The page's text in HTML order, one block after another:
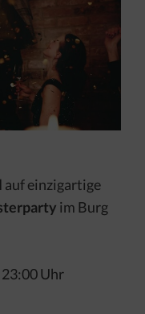
auf einzigartige
im Burg
23:00 Uhr